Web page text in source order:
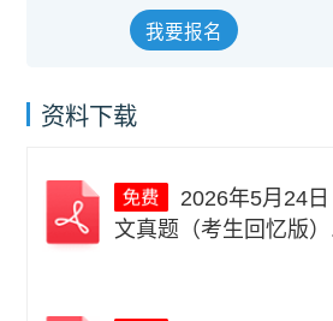
我要报名
资料下载
文真题（考生回忆版